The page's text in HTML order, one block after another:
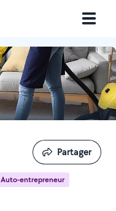
Auto-entrepreneur
Partager
Partager